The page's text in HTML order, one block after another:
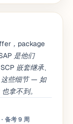
，package
是他们
嵌套继承、
这些细节 — 如
拿不到。
· 备考 9 周